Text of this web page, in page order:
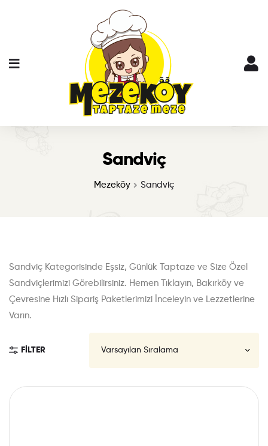
Sandviç
Mezeköy Sandviç
Sandviç Kategorisinde Eşsiz, Günlük Taptaze ve Size Özel
Sandviçlerimizi Görebilirsiniz. Hemen Tıklayın, Bakırköy ve
Çevresine Hızlı Sipariş Paketlerimizi İnceleyin ve Lezzetlerine
Varın.
FILTER